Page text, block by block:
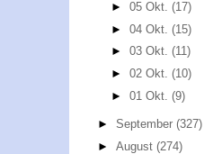
►05 Okt.(17)
►04 Okt.(15)
►03 Okt.(11)
►02 Okt.(10)
►01 Okt.(9)
► September (327)
► August (274)